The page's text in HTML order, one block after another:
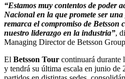
“Estamos muy contentos de poder
Nacional en la que promete ser
remarca el compromiso de Betsson
nuestro liderazgo en la industria”,
Managing Director de Betsson
El Betsson Tour continuará durante
y tendrá su última escala en junio de